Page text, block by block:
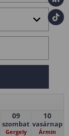
09
szombat
Gergely
10
vasárnap
Ármin